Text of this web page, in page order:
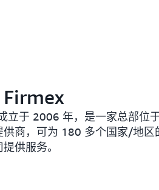
立于 2006 年，是一家总部位
供商，可为 180 多个国家/地
供服务。